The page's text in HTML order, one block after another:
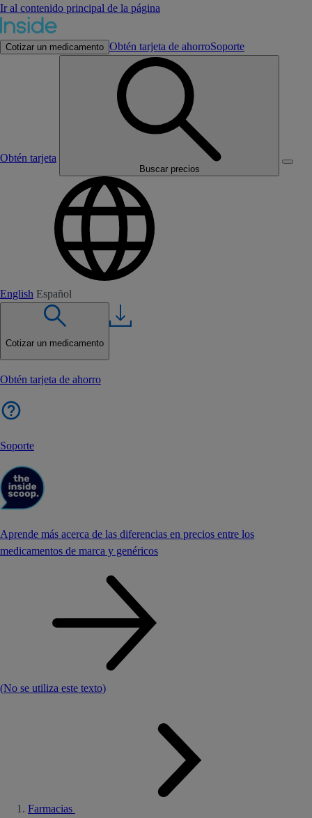
Ir al contenido principal de la página
Cotizar un medicamento Obtén tarjeta de ahorroSoporte
Obtén tarjeta
Buscar precios
English Español
Cotizar un medicamento
Obtén tarjeta de ahorro
Soporte
Aprende más acerca de las diferencias en precios entre los
medicamentos de marca y genéricos
(No se utiliza este texto)
Farmacias